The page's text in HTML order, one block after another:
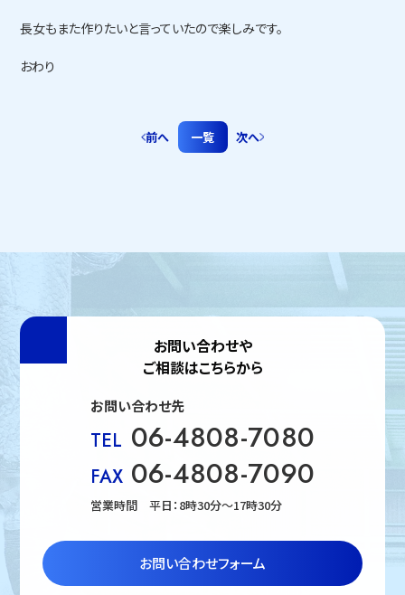
長女もまた作りたいと言っていたので楽しみです。
おわり
前へ 一覧 次へ
お問い合わせや
ご相談はこちらから
お問い合わせ先
TEL 06-4808-7080
FAX 06-4808-7090
営業時間 平日：8時30分〜17時30分
お問い合わせフォーム